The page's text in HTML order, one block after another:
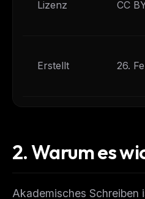
Lizenz CC
Erstellt 26.
2.Warum es
Akademisches Schreiben